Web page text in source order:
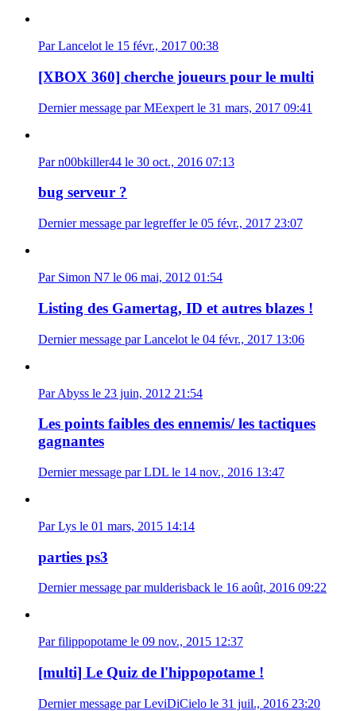
Par Lancelot le 15 févr., 2017 00:38
[XBOX 360] cherche joueurs pour le multi
Dernier message par MEexpert le 31 mars, 2017 09:41
Par n00bkiller44 le 30 oct., 2016 07:13
bug serveur ?
Dernier message par legreffer le 05 févr., 2017 23:07
Par Simon N7 le 06 mai, 2012 01:54
Listing des Gamertag, ID et autres blazes !
Dernier message par Lancelot le 04 févr., 2017 13:06
Par Abyss le 23 juin, 2012 21:54
Les points faibles des ennemis/ les tactiques
gagnantes
Dernier message par LDL le 14 nov., 2016 13:47
Par Lys le 01 mars, 2015 14:14
parties ps3
Dernier message par mulderisback le 16 août, 2016 09:22
Par filippopotame le 09 nov., 2015 12:37
[multi] Le Quiz de l'hippopotame !
Dernier message par LeviDiCielo le 31 juil., 2016 23:20